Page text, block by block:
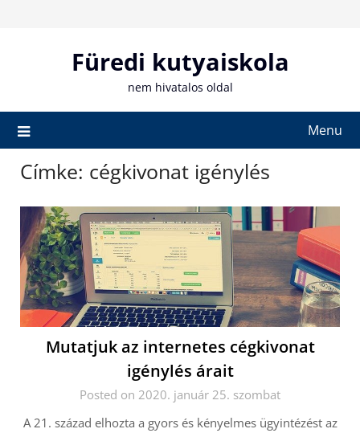
Füredi kutyaiskola
nem hivatalos oldal
Menu
Címke: cégkivonat igénylés
Mutatjuk az internetes cégkivonat
igénylés árait
Posted on 2020. január 25. szombat
A 21. század elhozta a gyors és kényelmes ügyintézést az